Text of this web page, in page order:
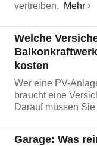
vertreiben.
Mehr
Welche
kosten
Wer eine PV-
braucht eine
Darauf müssen
Garage: Was